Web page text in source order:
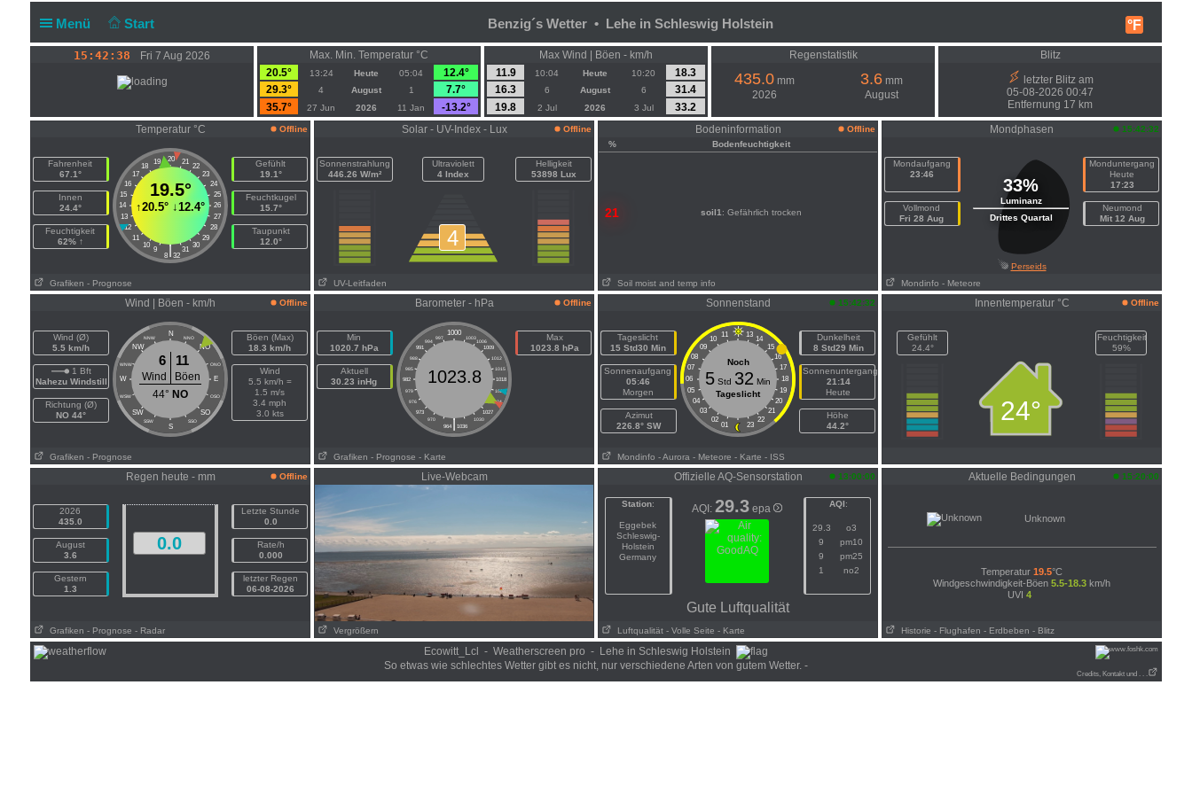
Menü Start °F
Benzig´s Wetter • Lehe in Schleswig Holstein
15:42:38 Fri 7 Aug 2026
Max. Min. Temperatur °C
20.5°
13:24 Heute 05:04
12.4°
29.3°
4 August 1
7.7°
35.7°
27 Jun 2026 11 Jan -13.2°
Max Wind | Böen - km/h
11.9
10:04 Heute 10:20
18.3
16.3
6 August 6
31.4
19.8
2 Jul 2026 3 Jul 33.2
Regenstatistik
435.0 mm
2026
3.6 mm
August
Blitz
letzter Blitz am
05-08-2026 00:47
Entfernung 17 km
Temperatur °C
Offline
Fahrenheit
67.1°
Innen
24.4°
Feuchtigkeit
62% ↑
20
19 21
18
22
17
23
16
24
15
25
14
26
13
27
12
28
11
29
10
30
9 31
|
8 32
19.5°
↑20.5° ↓12.4°
Gefühlt
19.1°
Feuchtkugel
15.7°
Taupunkt
12.0°
Grafiken - Prognose
Solar - UV-Index - Lux Offline
Sonnenstrahlung
446.26 W/m²
Ultraviolett
4 Index
4
Helligkeit
53898 Lux
UV-Leitfaden
Bodeninformation
Offline
%
Bodenfeuchtigkeit
21 soil1 : Gefährlich trocken
Soil moist and temp info
Mondphasen 15:42:32
Mondaufgang
23:46
Vollmond
Fri 28 Aug
33%
Luminanz
Drittes Quartal
Monduntergang
Heute
17:23
Neumond
Mit 12 Aug
Perseids
Mondinfo - Meteore
Wind | Böen - km/h Offline
Wind (Ø)
5.5 km/h
1 Bft
Nahezu Windstill
Richtung (Ø)
NO 44°
N
NNW NNO
NW NO
WNW ONO
W E
WSW OSO
SW SO
SSW SSO
S
6 11
Wind
Böen
44° NO
Böen (Max)
18.3 km/h
Wind
5.5 km/h =
1.5 m/s
3.4 mph
3.0 kts
Grafiken - Prognose
Barometer - hPa Offline
Min
1020.7 hPa
Aktuell
30.23 inHg
1000
997 1003
994
1006
991
1009
988
1012
985
1015
982
1018
979
1021
976
1024
973
1027
970
1030
|
964 1036
1023.8
Max
1023.8 hPa
Grafiken - Prognose - Karte
Sonnenstand 15:42:32
Tageslicht
15 Std30 Min
Sonnenaufgang
05:46
Morgen
Azimut
226.8° SW
11 13
10
14
09
15
08
16
07
17
06
18
05
19
04
20
03
21
02
22
01 23
Noch
5 Std 32 Min
Tageslicht
Dunkelheit
8 Std29 Min
Sonnenuntergang
21:14
Heute
Höhe
44.2°
Mondinfo - Aurora - Meteore - Karte - ISS
Innentemperatur °C Offline
Gefühlt
24.4°
24°
Feuchtigkeit
59%
Regen heute - mm Offline
2026
435.0
August
3.6
Gestern
1.3
0.0
Letzte Stunde
0.0
Rate/h
0.000
letzter Regen
06-08-2026
Grafiken - Prognose - Radar
Live-Webcam
Vergrößern
Offizielle AQ-Sensorstation 13:00:00
Station:
Eggebek
Schleswig-
Holstein
Germany
AQI: 29.3 epa AQI:
29.3
o3
9
pm10
9
pm25
1
no2
Gute Luftqualität
Luftqualität - Volle Seite - Karte
Aktuelle Bedingungen 15:20:00
Unknown
Temperatur 19.5°C
Windgeschwindigkeit-Böen 5.5-18.3 km/h
UVI 4
Historie - Flughafen - Erdbeben - Blitz
Ecowitt_Lcl - Weatherscreen pro - Lehe in Schleswig Holstein
So etwas wie schlechtes Wetter gibt es nicht, nur verschiedene Arten von gutem Wetter. -
Credits, Kontakt und . . .